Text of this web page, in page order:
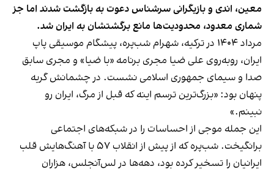
معین، اندی و بازیگرانی سرشناس دعوت به بازگشت شدند اما جز
شماری معدود، محدودیت‌ها مانع برگشتشان به ایران شد.
مرداد ۱۴۰۴ در ترکیه، شهرام شب‌پره، پیشگام موسیقی پاپ
ایران، روبه‌روی علی ضیا مجری برنامه «با ضیا» و مجری سابق
صدا و سیمای جمهوری اسلامی نشست. در چشمانش گریه
پنهان بود: «بزرگ‌ترین ترسم اینه که قبل از مرگ، ایران رو
نبینم.»
این جمله موجی از احساسات را در شبکه‌های اجتماعی
برانگیخت. شب‌پره که از پیش از انقلاب ۵۷ با آهنگ‌هایش قلب
ایرانیان را تسخیر کرده بود، دهه‌ها در لس‌آنجلس، هزاران